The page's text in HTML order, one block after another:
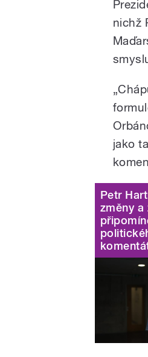
nichž
jako
Petr
změny a